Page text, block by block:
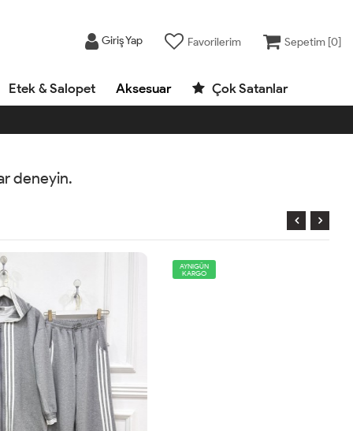
Giriş Yap Favorilerim Sepetim [0]
Etek & Salopet Aksesuar Çok Satanlar
deneyin.